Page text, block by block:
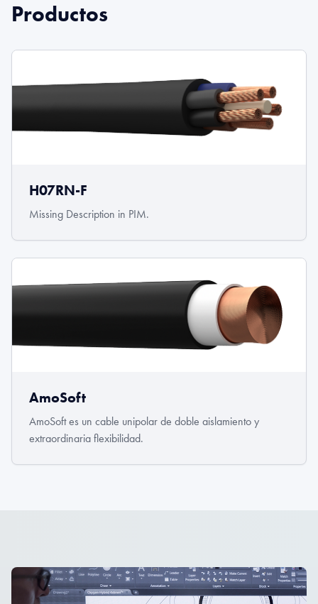
Productos
H07RN-F
Missing Description in PIM.
AmoSoft
AmoSoft es un cable unipolar de doble aislamiento y
extraordinaria flexibilidad.